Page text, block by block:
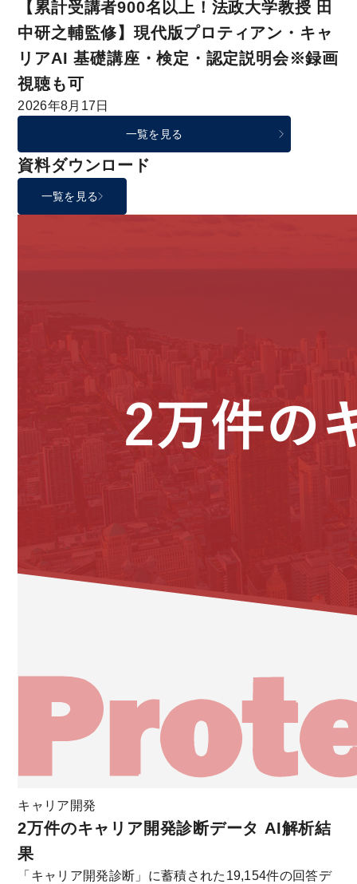
【累計受講者900名以上！法政大学教授 田
中研之輔監修】現代版プロティアン・キャ
リアAI 基礎講座・検定・認定説明会※録画
視聴も可
2026年8月17日
一覧を見る
資料ダウンロード
一覧を見る
キャリア開発
2万件のキャリア開発診断データ AI解析結
果
「キャリア開発診断」に蓄積された19,154件の回答デ